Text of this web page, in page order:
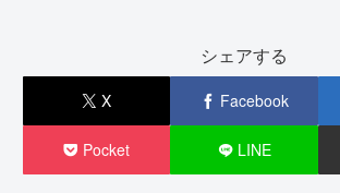
シェアする
X Facebook
Pocket LINE